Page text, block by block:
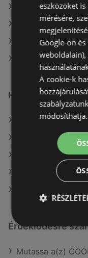
A(z) Müller HU
A(z) Coop
A(z) Family Frost
A(z) Tesco
Hasonló
A(z) Auchan
A(z) Penny-
A(z) Reál ajánlatai
A(z) Interspar
Érdeklődésre
Mutassa a(z)
eszközöket
mérésére,
Google-on
A cookie-k
módosíthatja.